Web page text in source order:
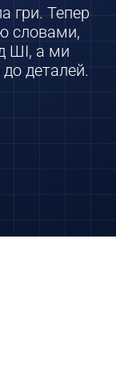
гри. Тепер
словами,
ШІ, а ми
до деталей.